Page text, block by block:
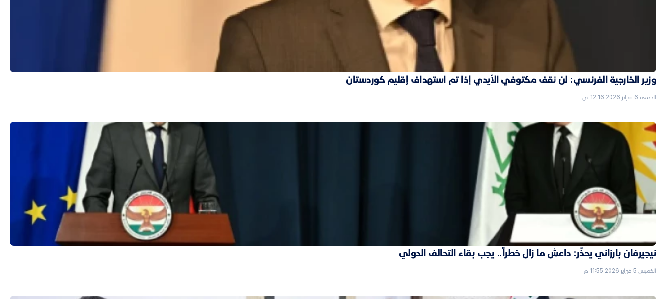
وزير الخارجية الفرنسي: لن نقف مكتوفي الأيدي إذا تم استهداف إقليم كوردستان
الجمعة 6 فبراير 2026 12:16 ص
نيجيرفان بارزاني يحذّر: داعش ما زال خطراً.. يجب بقاء التحالف الدولي
الخميس 5 فبراير 2026 11:55 م